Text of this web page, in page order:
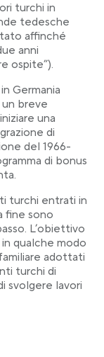
turchi in
tedesche
affinché
anni
ospite”).
Germania
breve
una
di
del 1966-
di bonus
turchi entrati in
fine sono
L’obiettivo
qualche modo
adottati
turchi di
svolgere lavori